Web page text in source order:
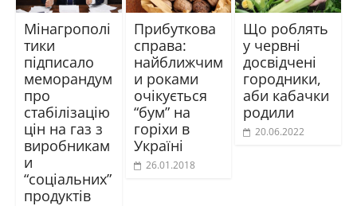
Мінагрополі
тики
підписало
меморандум
про
стабілізацію
цін на газ з
виробникам
и
“соціальних”
продуктів
Прибуткова
справа:
найближчим
и роками
очікується
“бум” на
горіхи в
Україні
26.01.2018
Що роблять
у червні
досвідчені
городники,
аби кабачки
родили
20.06.2022